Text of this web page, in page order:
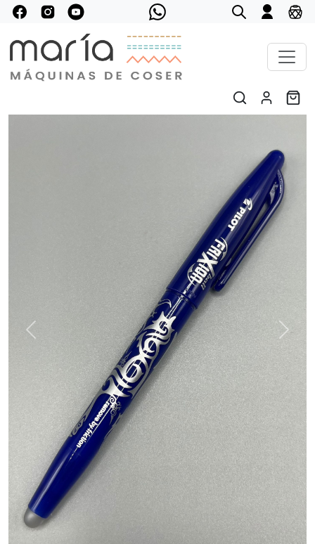
Previous Next